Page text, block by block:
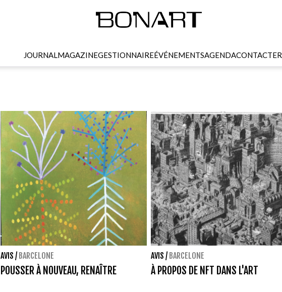
JOURNALMAGAZINEGESTIONNAIREÉVÉNEMENTSAGENDACONTACTER
AVIS / BARCELONE
POUSSER À NOUVEAU, RENAÎTRE
AVIS / BARCELONE
À PROPOS DE NFT DANS L'ART